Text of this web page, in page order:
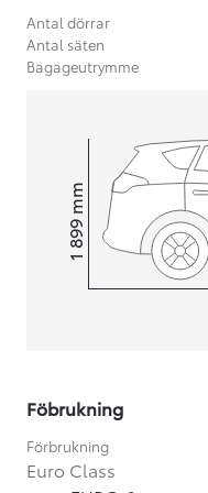
Från 599 900 kr
Nya Corolla Cross
Antal dörrar
Antal säten
Bagageutrymme
Height1 899
mm
Föbrukning
Förbrukning
Euro Class